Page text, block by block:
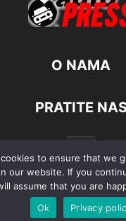
O NAMA
PRATITE
© Autopress - Sva prava
cookies to ensure that we
our website. If you
assume that you are
Ok
Privacy